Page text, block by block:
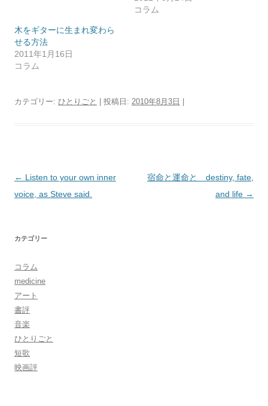
コラム
木をギターに生まれ変わら
せる方法
2011年1月16日
コラム
カテゴリー: ひとりごと | 投稿日: 2010年8月3日
投
稿
ゲ
シ
ョ
ン
← Listen to your own inner
voice, as Steve said.
宿命と運命と destiny, fate,
and life →
カテゴリー
コラム
medicine
アート
書評
音楽
ひとりごと
短歌
映画評